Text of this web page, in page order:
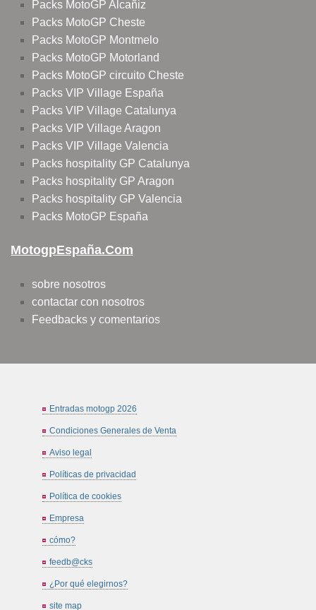
Packs MotoGP Alcañiz
Packs MotoGP Cheste
Packs MotoGP Montmelo
Packs MotoGP Motorland
Packs MotoGP circuito Cheste
Packs VIP Village España
Packs VIP Village Catalunya
Packs VIP Village Aragon
Packs VIP Village Valencia
Packs hospitality GP Catalunya
Packs hospitality GP Aragon
Packs hospitality GP Valencia
Packs MotoGP España
MotogpEspaña.com
sobre nosotros
contactar con nosotros
Feedbacks y comentarios
Entradas motogp 2026
Condiciones Generales de Venta
Aviso legal
Políticas de privacidad
Política de cookies
Empresa
cómo?
feedb@cks
¿Por qué elegirnos?
site map